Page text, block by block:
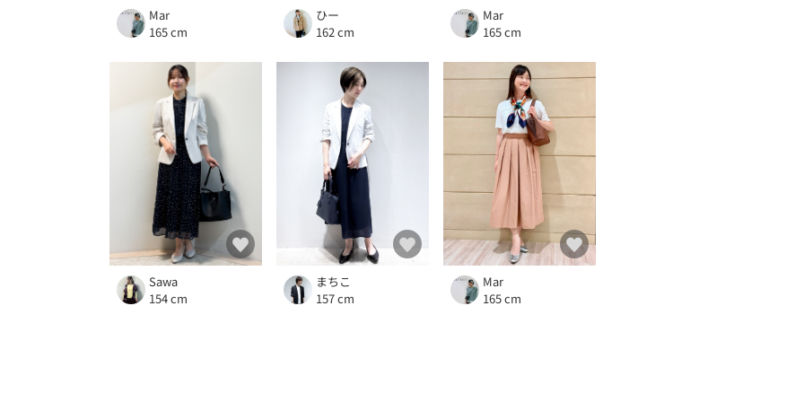
Mar
165 cm
ひー
162 cm
Mar
165 cm
Sawa
154 cm
まちこ
157 cm
Mar
165 cm